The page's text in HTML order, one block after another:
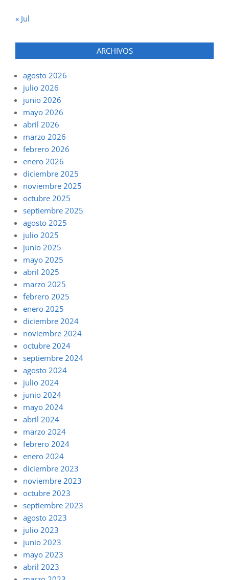
« Jul
ARCHIVOS
agosto 2026
julio 2026
junio 2026
mayo 2026
abril 2026
marzo 2026
febrero 2026
enero 2026
diciembre 2025
noviembre 2025
octubre 2025
septiembre 2025
agosto 2025
julio 2025
junio 2025
mayo 2025
abril 2025
marzo 2025
febrero 2025
enero 2025
diciembre 2024
noviembre 2024
octubre 2024
septiembre 2024
agosto 2024
julio 2024
junio 2024
mayo 2024
abril 2024
marzo 2024
febrero 2024
enero 2024
diciembre 2023
noviembre 2023
octubre 2023
septiembre 2023
agosto 2023
julio 2023
junio 2023
mayo 2023
abril 2023